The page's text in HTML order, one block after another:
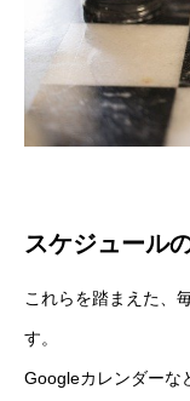
COMPANY
スケジュール
これらを踏まえた、
す。
Googleカレンダーな